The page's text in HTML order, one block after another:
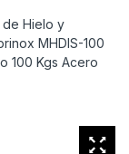
de Hielo y
MHDIS-100
100 Kgs Acero